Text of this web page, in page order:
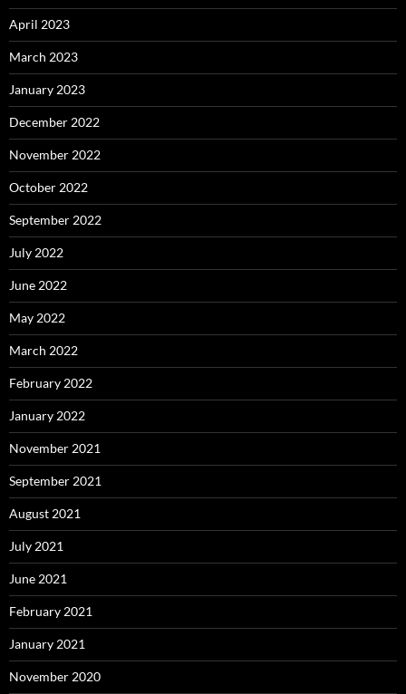
April 2023
March 2023
January 2023
December 2022
November 2022
October 2022
September 2022
July 2022
June 2022
May 2022
March 2022
February 2022
January 2022
November 2021
September 2021
August 2021
July 2021
June 2021
February 2021
January 2021
November 2020